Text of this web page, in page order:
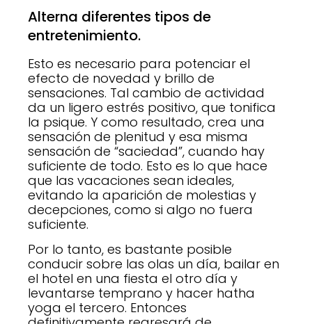
Alterna diferentes tipos de
entretenimiento.
Esto es necesario para potenciar el
efecto de novedad y brillo de
sensaciones. Tal cambio de actividad
da un ligero estrés positivo, que tonifica
la psique. Y como resultado, crea una
sensación de plenitud y esa misma
sensación de “saciedad”, cuando hay
suficiente de todo. Esto es lo que hace
que las vacaciones sean ideales,
evitando la aparición de molestias y
decepciones, como si algo no fuera
suficiente.
Por lo tanto, es bastante posible
conducir sobre las olas un día, bailar en
el hotel en una fiesta el otro día y
levantarse temprano y hacer hatha
yoga el tercero. Entonces